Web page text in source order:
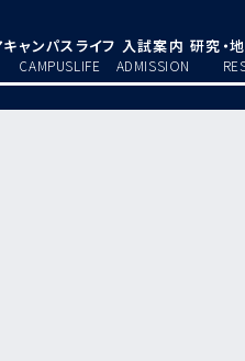
キャンパスライフ
CAMPUSLIFE
入試案内
ADMISSION
研究・